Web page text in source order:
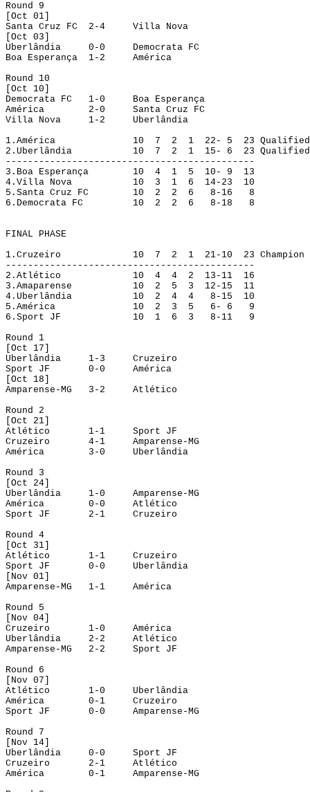
Round 9
Oct 01]
Santa Cruz FC
2-4
Villa Nova
Oct 03]
Uberlândia
0-0
Democrata FC
Boa Esperança
1-2
América
Round 10
Oct 10]
Democrata FC
1-0
Boa Esperança
América
2-0
Santa Cruz FC
Villa Nova
1-2
Uberlândia
1. América 10 7 2 1 22- 5 23 Qualified
2. Uberlândia 10 7 2 1 15- 6 23 Qualified
---------------------------------------------
3. Boa Esperança 10 4 1 5 10- 9
13
4. Villa Nova 10 3 1 6 14-23
10
5. Santa Cruz FC 10 2 2 6 8-16
8
6. Democrata FC 10 2 2 6 8-18 8
FINAL PHASE
1. Cruzeiro 10 7 2 1 21-10 23 Champion
---------------------------------------------
2. Atlético 10 4 4 2 13-11
16
3. Amaparense 10 2 5 3 12-15
11
4. Uberlândia 10 2 4 4 8-15
10
5. América 10 2 3 5 6- 6
9
6. Sport JF 10 1 6 3 8-11
9
Round 1
Oct 17]
Uberlândia
1-3
Cruzeiro
Sport JF
0-0
América
[Oct 18]
Amparense -MG 3-2
Atlético
Round 2
[Oct 21]
Atlético
1-1
Sport JF
Cruzeiro
4-1
Amparense-MG
América
3-0
Uberlândia
Round 3
Oct 24]
Uberlândia
1-0
Amparense-MG
América
0-0
Atlético
Sport JF
2-1
Cruzeiro
Round 4
Oct 31]
Atlético
1-1
Cruzeiro
Sport JF
0-0
Uberlândia
[Nov 01]
Amparense-MG
1-1
América
Round 5
[Nov 04]
Cruzeiro
1-0
América
Uberlândia
2-2
Atlético
Amparense-MG
2-2
Sport JF
Round 6
[Nov 07]
Atlético
1-0
Uberlândia
América
0-1
Cruzeiro
Sport JF
0-0
Amparense-MG
Round 7
[Nov 14]
Uberlândia
0-0
Sport JF
Cruzeiro
2-1
Atlético
América
0-1
Amparense-MG